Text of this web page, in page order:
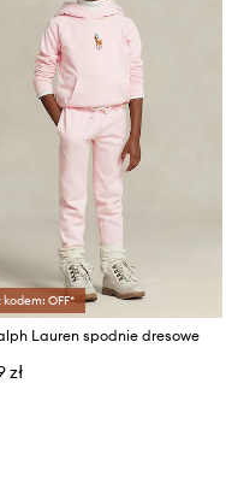
kodem: OFF*
Lauren spodnie dresowe
zł